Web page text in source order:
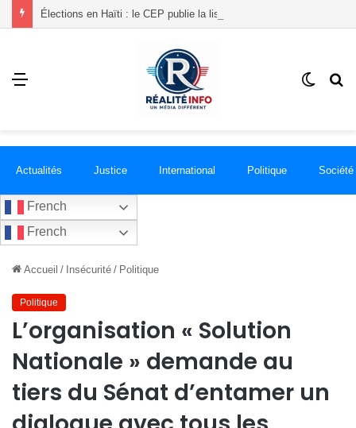
Menu
Switch
Actualités Justice International Politique Société
French
French
Accueil / Insécurité / Politique
Politique
L’organisation « Solution
Nationale » demande au
tiers du Sénat d’entamer un